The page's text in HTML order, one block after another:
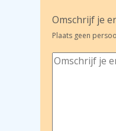
Omschrijf je
Plaats geen